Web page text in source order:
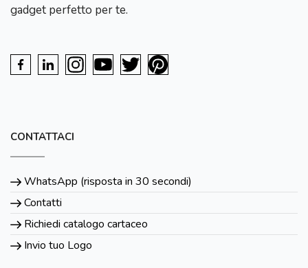
gadget perfetto per te.
CONTATTACI
WhatsApp (risposta in 30 secondi)
Contatti
Richiedi catalogo cartaceo
Invio tuo Logo